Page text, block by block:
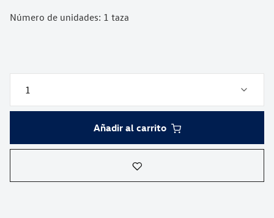
Número de unidades: 1 taza
Añadir al carrito